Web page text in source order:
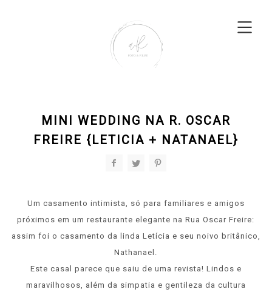
MINI WEDDING NA R. OSCAR
FREIRE {LETICIA + NATANAEL}
Um casamento intimista, só para familiares e amigos
próximos em um restaurante elegante na Rua Oscar Freire:
assim foi o casamento da linda Letícia e seu noivo britânico,
Nathanael.
Este casal parece que saiu de uma revista! Lindos e
maravilhosos, além da simpatia e gentileza da cultura